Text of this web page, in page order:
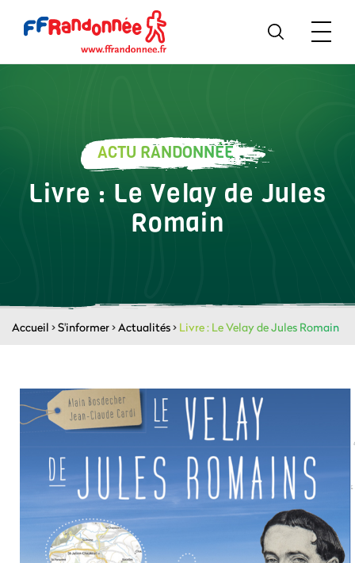
ACTU RANDONNÉE
Livre : Le Velay de Jules
Romain
Accueil >S'informer>Actualités> Livre : Le Velay de Jules Romain